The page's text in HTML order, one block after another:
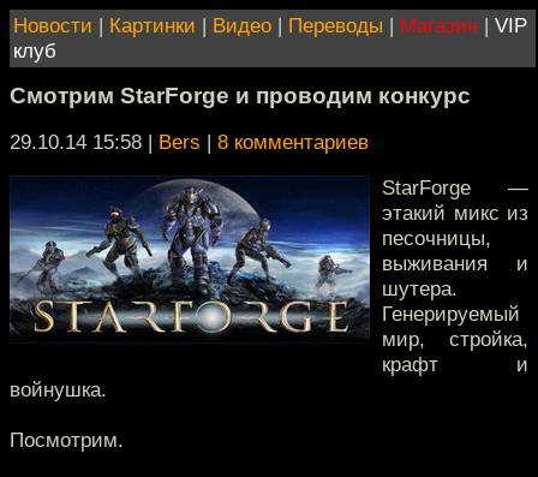
Новости | Картинки | Видео | Переводы | Магазин | VIP
клуб
Смотрим StarForge и проводим конкурс
29.10.14 15:58 | Bers | 8 комментариев
StarForge —
этакий микс из
песочницы,
выживания и
шутера.
Генерируемый
мир, стройка,
крафт и
войнушка.
Посмотрим.